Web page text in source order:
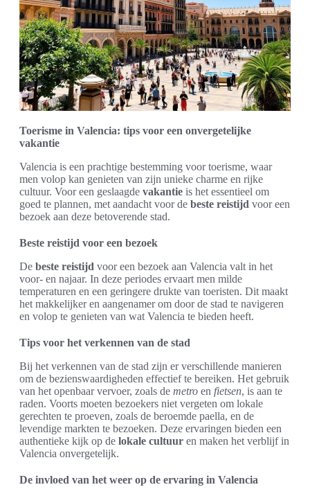
Toerisme in Valencia: tips voor een onvergetelijke
vakantie
Valencia is een prachtige bestemming voor toerisme, waar
men volop kan genieten van zijn unieke charme en rijke
cultuur. Voor een geslaagde vakantie is het essentieel om
goed te plannen, met aandacht voor de beste reistijd voor een
bezoek aan deze betoverende stad.
Beste reistijd voor een bezoek
De beste reistijd voor een bezoek aan Valencia valt in het
voor- en najaar. In deze periodes ervaart men milde
temperaturen en een geringere drukte van toeristen. Dit maakt
het makkelijker en aangenamer om door de stad te navigeren
en volop te genieten van wat Valencia te bieden heeft.
Tips voor het verkennen van de stad
Bij het verkennen van de stad zijn er verschillende manieren
om de bezienswaardigheden effectief te bereiken. Het gebruik
van het openbaar vervoer, zoals de metro en fietsen, is aan te
raden. Voorts moeten bezoekers niet vergeten om lokale
gerechten te proeven, zoals de beroemde paella, en de
levendige markten te bezoeken. Deze ervaringen bieden een
authentieke kijk op de lokale cultuur en maken het verblijf in
Valencia onvergetelijk.
De invloed van het weer op de ervaring in Valencia